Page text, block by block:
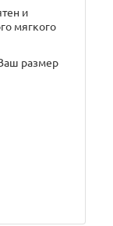
и
мягкого
размер